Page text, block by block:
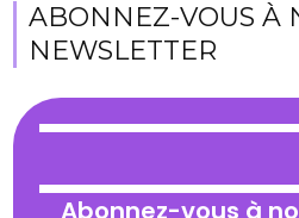
ABONNEZ-VOUS À
NEWSLETTER
Abonnez-vous à